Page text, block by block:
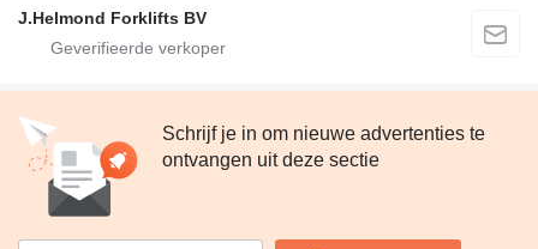
J.Helmond Forklifts BV
Schrijf je in om nieuwe advertenties te
ontvangen uit deze sectie